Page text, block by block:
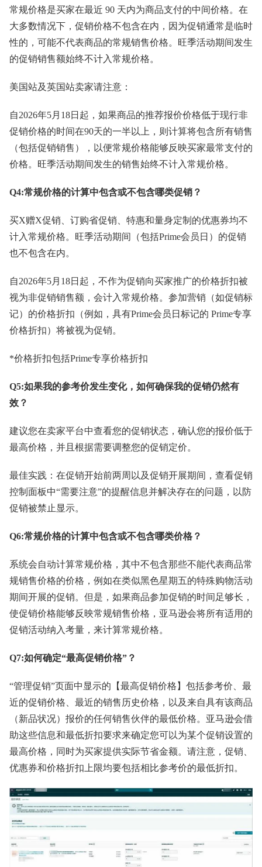
常规价格是买家在最近 90 天内为商品支付的中间价格。在
大多数情况下，促销价格不包含在内，因为促销通常是临时
性的，可能不代表商品的常规销售价格。旺季活动期间发生
的促销销售额始终不计入常规价格。
美国站及英国站卖家请注意：
自2026年5月18日起，如果商品的推荐报价价格低于现行非
促销价格的时间在90天的一半以上，则计算将包含所有销售
（包括促销销售），以便常规价格能够反映买家最常支付的
价格。旺季活动期间发生的销售始终不计入常规价格。
Q4:常规价格的计算中包含或不包含哪类促销？
买X赠X促销、订购省促销、特惠和量身定制的优惠券均不
计入常规价格。旺季活动期间（包括Prime会员日）的促销
也不包含在内。
自2026年5月18日起，不作为促销向买家推广的价格折扣被
视为非促销销售额，会计入常规价格。参加营销（如促销标
记）的价格折扣（例如，具有Prime会员日标记的 Prime专享
价格折扣）将被视为促销。
*价格折扣包括Prime专享价格折扣
Q5:如果我的参考价发生变化，如何确保我的促销仍然有
效？
建议您在卖家平台中查看您的促销状态，确认您的报价低于
最高价格，并且根据需要调整您的促销定价。
最佳实践：在促销开始前两周以及促销开展期间，查看促销
控制面板中“需要注意”的提醒信息并解决存在的问题，以防
促销被禁止显示。
Q6:常规价格的计算中包含或不包含哪类价格？
系统会自动计算常规价格，其中不包含那些不能代表商品常
规销售价格的价格，例如在类似黑色星期五的特殊购物活动
期间开展的促销。但是，如果商品参加促销的时间足够长，
使促销价格能够反映常规销售价格，亚马逊会将所有适用的
促销活动纳入考量，来计算常规价格。
Q7:如何确定“最高促销价格”？
“管理促销”页面中显示的【最高促销价格】包括参考价、最
近的促销价格、最近的销售历史价格，以及来自具有该商品
（新品状况）报价的任何销售伙伴的最低价格。亚马逊会借
助这些信息和最低折扣要求来确定您可以为某个促销设置的
最高价格，同时为买家提供实际节省金额。请注意，促销、
优惠券和价格折扣上限均要包括相比参考价的最低折扣。